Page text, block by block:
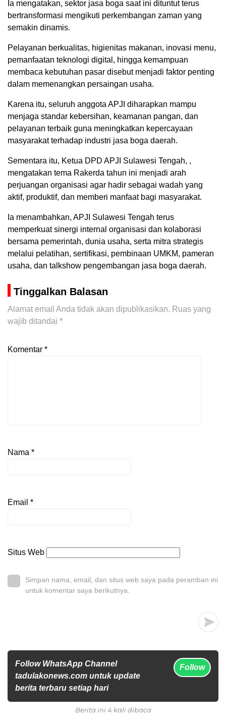
Ia mengatakan, sektor jasa boga saat ini dituntut terus
bertransformasi mengikuti perkembangan zaman yang
semakin dinamis.
Pelayanan berkualitas, higienitas makanan, inovasi menu,
pemanfaatan teknologi digital, hingga kemampuan
membaca kebutuhan pasar disebut menjadi faktor penting
dalam memenangkan persaingan usaha.
Karena itu, seluruh anggota APJI diharapkan mampu
menjaga standar kebersihan, keamanan pangan, dan
pelayanan terbaik guna meningkatkan kepercayaan
masyarakat terhadap industri jasa boga daerah.
Sementara itu, Ketua DPD APJI Sulawesi Tengah, ,
mengatakan tema Rakerda tahun ini menjadi arah
perjuangan organisasi agar hadir sebagai wadah yang
aktif, produktif, dan memberi manfaat bagi masyarakat.
Ia menambahkan, APJI Sulawesi Tengah terus
memperkuat sinergi internal organisasi dan kolaborasi
bersama pemerintah, dunia usaha, serta mitra strategis
melalui pelatihan, sertifikasi, pembinaan UMKM, pameran
usaha, dan talkshow pengembangan jasa boga daerah.
Tinggalkan Balasan
Alamat email Anda tidak akan dipublikasikan. Ruas yang
wajib ditandai *
Komentar *
Nama *
Email *
Situs Web
Simpan nama, email, dan situs web saya pada peramban ini
untuk komentar saya berikutnya.
Follow WhatsApp Channel
tadulakonews.com untuk update
berita terbaru setiap hari
Follow
Berita ini 4 kali dibaca